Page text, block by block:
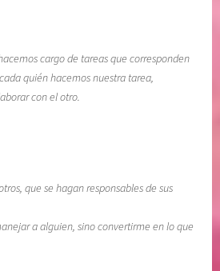
cargo de tareas que corresponden
quién hacemos nuestra tarea,
con el otro.
que se hagan responsables de sus
a alguien, sino convertirme en lo que